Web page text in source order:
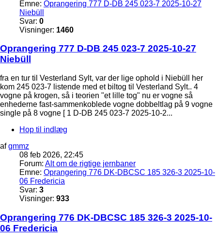
Emne: Oprangering 777 D-DB 245 023-7 2025-10-27
Niebüll
Svar: 0
Visninger: 1460
Oprangering 777 D-DB 245 023-7 2025-10-27
Niebüll
fra en tur til Vesterland Sylt, var der lige ophold i Niebüll her
kom 245 023-7 listende med et biltog til Vesterland Sylt.. 4
vogne på krogen, så i teorien "et lille tog" nu er vogne så
enhederne fast-sammenkoblede vogne dobbeltlag på 9 vogne
single på 8 vogne [ 1 D-DB 245 023-7 2025-10-2...
Hop til indlæg
afgmmz
08 feb 2026, 22:45
Forum: Alt om de rigtige jernbaner
Emne: Oprangering 776 DK-DBCSC 185 326-3 2025-10-
06 Fredericia
Svar: 3
Visninger: 933
Oprangering 776 DK-DBCSC 185 326-3 2025-10-
06 Fredericia